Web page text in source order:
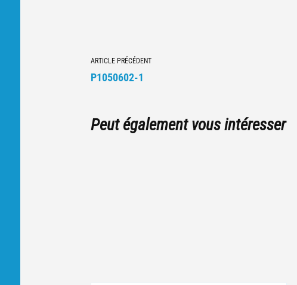
Navigation
vers
ARTICLE PRÉCÉDENT
P1050602-1
Peut également vous intéresser